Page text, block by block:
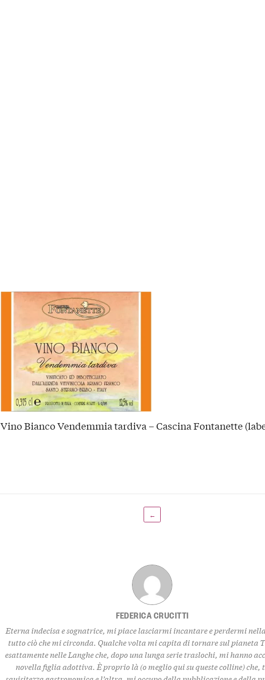
Vino Bianco Vendemmia tardiva – Cascina Fontanette
←
FEDERICA CRUCITTI
Eterna indecisa e sognatrice, mi piace lasciarmi incantare e perdermi
tutto ciò che mi circonda. Qualche volta mi capita di tornare sul pianeta
esattamente nelle Langhe che, dopo una lunga serie traslochi, mi hanno
novella figlia adottiva. È proprio là (o meglio qui su queste colline) che,